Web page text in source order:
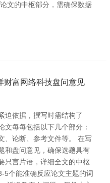
文的中枢部分，需确保数据
财富网络科技盘问意见
迫依据，撰写时需结构了
文每每包括以下几个部分：
、论断、参考文件等。 在写
和盘问意见，确保选题具有
只言片语，详细全文的中枢
5个能准确反应论文主题的词